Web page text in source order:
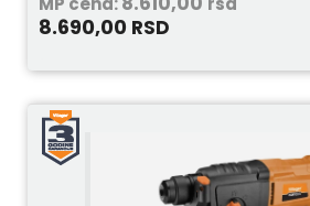
8.690,00 RSD